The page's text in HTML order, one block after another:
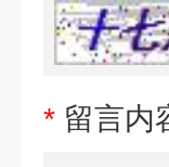
* 留言内